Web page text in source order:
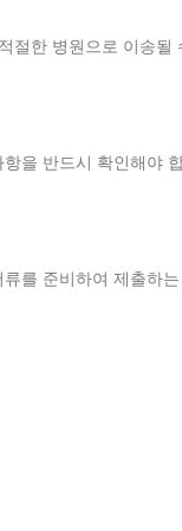
절한 병원으로 이송될
을 반드시 확인해야
를 준비하여 제출하는